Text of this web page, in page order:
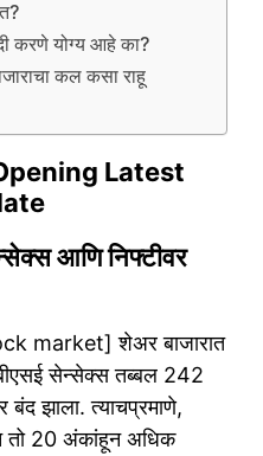
करणे योग्य आहे का?
कल कसा राहू
Latest
आणि निफ्टीवर
market] शेअर बाजारात
बीएसई सेन्सेक्स तब्बल 242
झाला. त्याचप्रमाणे,
तो 20 अंकांहून अधिक